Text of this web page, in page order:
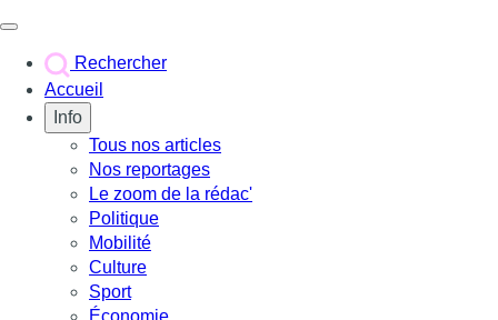
Rechercher
Accueil
Info
Tous nos articles
Nos reportages
Le zoom de la rédac'
Politique
Mobilité
Culture
Sport
Économie